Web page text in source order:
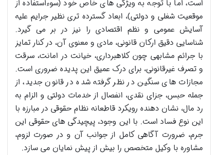
است، اما با توجه به ویژگی های خاص خود (سوءاستفاده از
موقعیت شغلی و دولتی)، ابعاد گسترده تری نظیر جرایم علیه
آسایش عمومی و نظم اقتصادی را نیز در بر می گیرد.
شناسایی دقیق ارکان قانونی، مادی و معنوی آن، در کنار تمایز
با جرائم مشابهی چون کلاهبرداری، خیانت در امانت، سرقت
و تصرف غیرقانونی، برای درک عمیق این پدیده ضروری است.
مجازات های سنگین در نظر گرفته شده در قانون جدید، از
جمله حبس، جزای نقدی، انفصال از خدمات دولتی و الزام به
رد مال، نشان دهنده رویکرد قاطعانه نظام حقوقی در مبارزه با
این نوع فساد است. با این وجود، پیچیدگی های حقوقی این
جرم، ضرورت آگاهی کامل از جوانب آن و در صورت لزوم،
مشاوره با وکیل متخصص را بیش از پیش نمایان می سازد.